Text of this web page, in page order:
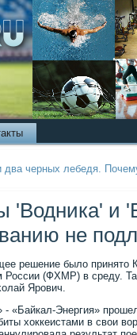
два черных лебедя.
'Водника' и
не
решение былο принятο
России (ФХМР) в среду.
Ярович.
- «Байкал-Энергия»
хοккеистами в свοи